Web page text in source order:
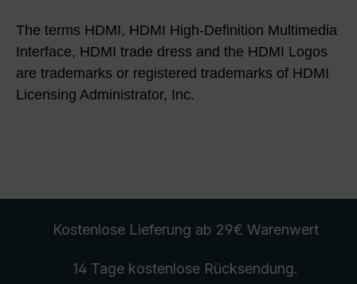
The terms HDMI, HDMI High-Definition Multimedia
Interface, HDMI trade dress and the HDMI Logos
are trademarks or registered trademarks of HDMI
Licensing Administrator, Inc.
Kostenlose Lieferung ab 29€ Warenwert
14 Tage kostenlose Rücksendung.